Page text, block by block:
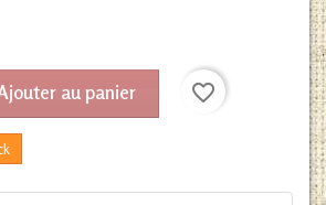
au panier favorite_border